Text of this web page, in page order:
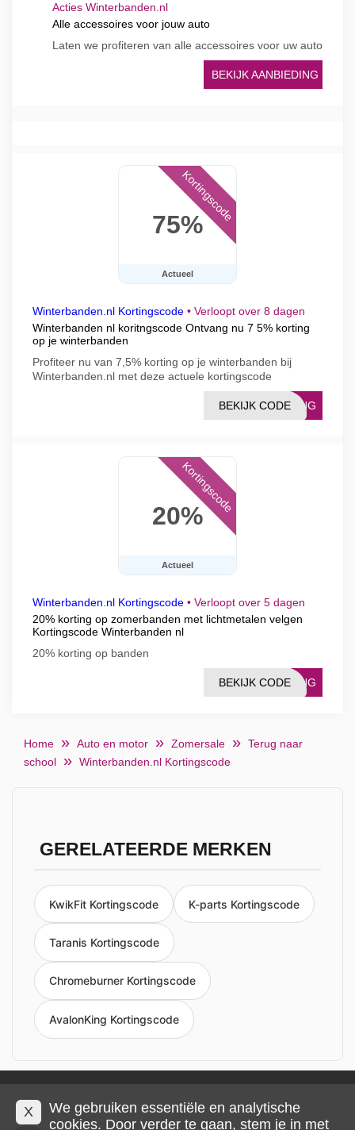
Acties Winterbanden.nl
Alle accessoires voor jouw auto
Laten we profiteren van alle accessoires voor uw auto
BEKIJK AANBIEDING
75%
Actueel
Kortingscode
Winterbanden.nl Kortingscode • Verloopt over 8 dagen
Winterbanden nl koritngscode Ontvang nu 7 5% korting
op je winterbanden
Profiteer nu van 7,5% korting op je winterbanden bij
Winterbanden.nl met deze actuele kortingscode
TING
BEKIJK CODE
20%
Actueel
Kortingscode
Winterbanden.nl Kortingscode • Verloopt over 5 dagen
20% korting op zomerbanden met lichtmetalen velgen
Kortingscode Winterbanden nl
20% korting op banden
TING
BEKIJK CODE
Home Auto en motor Zomersale
Terug naar
school
Winterbanden.nl Kortingscode
GERELATEERDE MERKEN
KwikFit Kortingscode K-parts Kortingscode
Taranis Kortingscode
Chromeburner Kortingscode
AvalonKing Kortingscode
Privacy en cookies Impressum Algemene voorwaarden
X
We gebruiken essentiële en analytische
cookies. Door verder te gaan, stem je in met